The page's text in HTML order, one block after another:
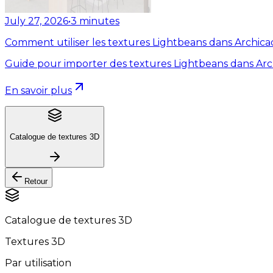
July 27, 2026•3 minutes
Comment utiliser les textures Lightbeans dans
Guide pour importer des textures Lightbeans dans
En savoir plus
Catalogue de textures 3D
Retour
Catalogue de textures 3D
Textures 3D
Par utilisation